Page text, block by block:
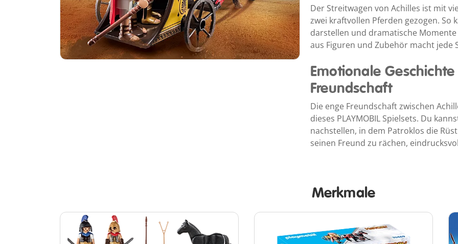
Der Streitwagen von Achilles ist mit
zwei kraftvollen Pferden gezogen. So
darstellen und dramatische
aus Figuren und Zubehör macht jede
Emotionale
Freundschaft
Die enge Freundschaft zwischen
dieses PLAYMOBIL Spielsets. Du
nachstellen, in dem Patroklos die
seinen Freund zu rächen,
Merkmale